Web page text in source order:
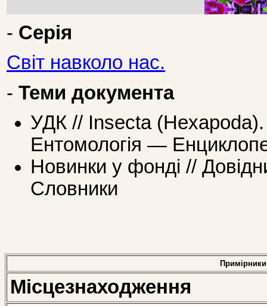
- Серія
Світ навколо нас.
- Теми документа
УДК // Insecta
Ентомологія —
Новинки у фонді //
Словники
Примірники
Місцезнаходження